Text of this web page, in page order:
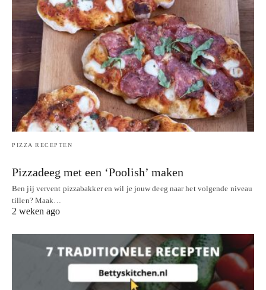
PIZZA RECEPTEN
Pizzadeeg met een ‘Poolish’ maken
Ben jij vervent pizzabakker en wil je jouw deeg naar het volgende niveau
tillen? Maak…
2 weken ago